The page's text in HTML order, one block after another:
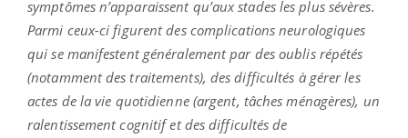
symptômes n’apparaissent qu’aux stades les plus sévères.
Parmi ceux-ci figurent des complications neurologiques
qui se manifestent généralement par des oublis répétés
(notamment des traitements), des difficultés à gérer les
actes de la vie quotidienne (argent, tâches ménagères), un
ralentissement cognitif et des difficultés de